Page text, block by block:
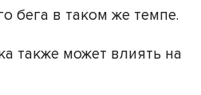
бега в таком же темпе.
также может влиять на